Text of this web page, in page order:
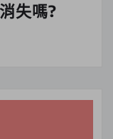
失嗎?